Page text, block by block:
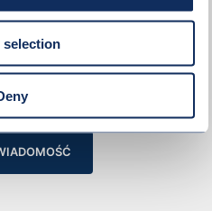
selection